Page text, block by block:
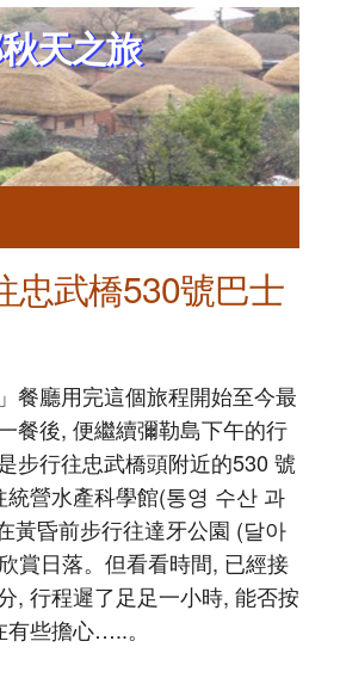
天之旅
忠武橋530號巴士
餐廳用完這個旅程開始至今最
餐後, 便繼續彌勒島下午的行
步行往忠武橋頭附近的530 號
營水產科學館(통영 수산 과
黃昏前步行往達牙公園 (달아
賞日落。但看看時間, 已經接
, 行程遲了足足一小時, 能否按
些擔心…..。